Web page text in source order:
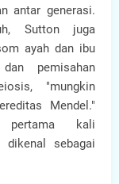
antar generasi.
Sutton juga
ayah dan ibu
pemisahan
"mungkin
Mendel."
kali
dikenal sebagai